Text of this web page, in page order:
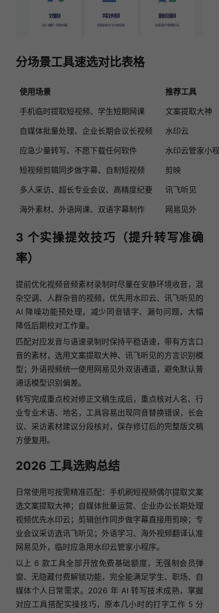
分场景工具速选对比表格
使用场景
推荐工具
手机临时提取短视频、学生短期网课
文案提取大神
自媒体批量处理、企业长期会议长视频
水印云
应急少量转写、不愿下载任何软件
水印云管家小
短视频剪辑同步做字幕、自制短视频
剪映
多人采访、超长专业会议、高精度纪要
讯飞听见
海外素材、外语网课、双语字幕制作
网易见外
3 个实操提效技巧（提升转写准确
率）
提前优化视频音频素材录制时尽量在安静环境收音，混
杂空调、人群杂音的视频，优先用水印云、讯飞听见的
AI 降噪功能预处理，减少同音错字、漏句问题，大幅
降低后期校对工作量。
匹配对应发音与语速录制时保持平稳语速，带有方言口
音的素材，选用文案提取大神、讯飞听见的方言识别模
型；外语视频统一使用网易见外双语通道，避免默认普
通话模型识别偏差。
转写完成重点校对修正文稿生成后，重点核对人名、行
业专业术语、地名，工具容易出现同音替换错误，长会
议、采访素材建议分段核对，保存修订后的完整版文稿
方便复用。
2026 工具选购总结
日常使用可按需精准匹配：手机刷短视频偶尔提取文案
选文案提取大神；自媒体批量运营、企业办公长期处理
视频优先水印云；剪辑创作同步做字幕直接用剪映；专
业会议采访选讯飞听见；外语学习、海外视频翻译认准
网易见外，临时应急用水印云管家小程序。
以上 6 款工具全部开放免费基础额度，无强制会员弹
窗、无隐藏付费解锁功能，完全能满足学生、职场、自
媒体个人日常需求。2026 年 AI 转写技术成熟，掌握
对应工具搭配实操技巧，原本几小时的打字工作 5 分